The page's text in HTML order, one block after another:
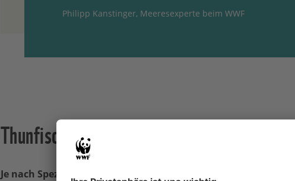
Philipp Kanstinger, Meeresexperte beim WWF
Thunfische verschwinden von den Philippinen
Je nach Spezies und Klima-Szenario wird sich